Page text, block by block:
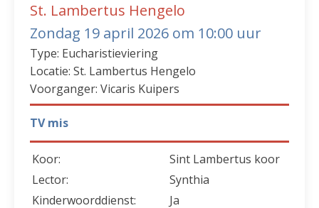
St. Lambertus Hengelo
Zondag 19 april 2026 om 10:00 uur
Type: Eucharistieviering
Locatie: St. Lambertus Hengelo
Voorganger: Vicaris Kuipers
TV mis
Koor:
Sint Lambertus koor
Lector:
Synthia
Kinderwoorddienst:
Ja